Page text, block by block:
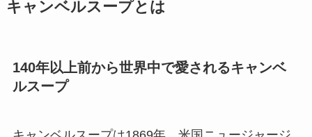
キャンベルスープとは
140年以上前から世界中で愛されるキャンベ
ルスープ